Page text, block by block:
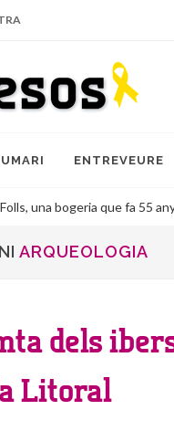
ENTREVEURE
una bogeria que fa 55
ARQUEOLOGIA
dels
Litoral